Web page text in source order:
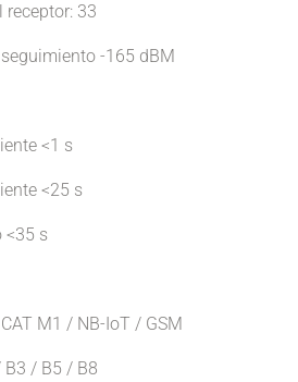
receptor: 33
-165 dBM
<1 s
<25 s
<35 s
M1 / NB-IoT / GSM
B3 / B5 / B8